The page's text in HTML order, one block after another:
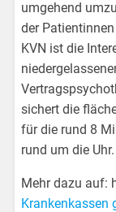
umgehend
der
KVN ist die
sichert die
für die rund 8
rund um die Uhr.
Mehr dazu auf:
Krankenkassen